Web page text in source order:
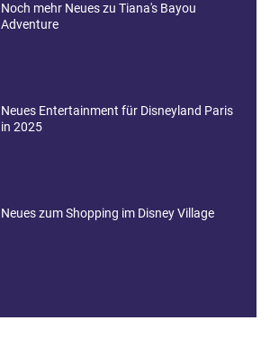
Noch mehr Neues zu Tiana's Bayou
Adventure
Neues Entertainment für Disneyland Paris
in 2025
Neues zum Shopping im Disney Village